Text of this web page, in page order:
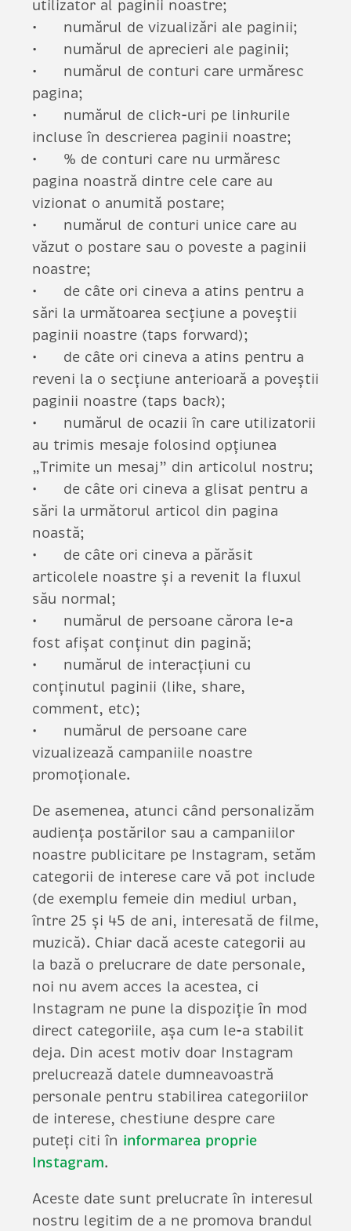
utilizator al paginii noastre;
numărul de vizualizări ale paginii;
numărul de aprecieri ale paginii;
numărul de conturi care urmăresc
pagina;
numărul de click-uri pe linkurile
incluse în descrierea paginii noastre;
% de conturi care nu urmăresc
pagina noastră dintre cele care au
vizionat o anumită postare;
numărul de conturi unice care au
văzut o postare sau o poveste a paginii
noastre;
de câte ori cineva a atins pentru a
sări la următoarea secțiune a poveștii
paginii noastre (taps forward);
de câte ori cineva a atins pentru a
reveni la o secțiune anterioară a poveștii
paginii noastre (taps back);
numărul de ocazii în care utilizatorii
au trimis mesaje folosind opțiunea
„Trimite un mesaj” din articolul nostru;
de câte ori cineva a glisat pentru a
sări la următorul articol din pagina
noastă;
de câte ori cineva a părăsit
articolele noastre și a revenit la fluxul
său normal;
numărul de persoane cărora le-a
fost afișat conținut din pagină;
numărul de interacțiuni cu
conținutul paginii (like, share,
comment, etc);
numărul de persoane care
vizualizează campaniile noastre
promoționale.
De asemenea, atunci când personalizăm
audiența postărilor sau a campaniilor
noastre publicitare pe Instagram, setăm
categorii de interese care vă pot include
(de exemplu femeie din mediul urban,
între 25 și 45 de ani, interesată de filme,
muzică). Chiar dacă aceste categorii au
la bază o prelucrare de date personale,
noi nu avem acces la acestea, ci
Instagram ne pune la dispoziție în mod
direct categoriile, așa cum le-a stabilit
deja. Din acest motiv doar Instagram
prelucrează datele dumneavoastră
personale pentru stabilirea categoriilor
de interese, chestiune despre care
puteți citi în informarea proprie
Instagram.
Aceste date sunt prelucrate în interesul
nostru legitim de a ne promova brandul